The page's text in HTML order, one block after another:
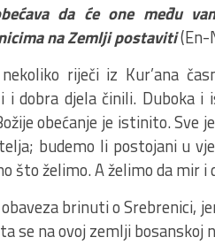
da će one među
na Zemlji postaviti(En-
riječi iz Kur’ana
i dobra djela činili. Duboka
obećanje je istinito. Sve
budemo li postojani u
što želimo. A želimo da mir
brinuti o Srebrenici,
se na ovoj zemlji bosanskoj